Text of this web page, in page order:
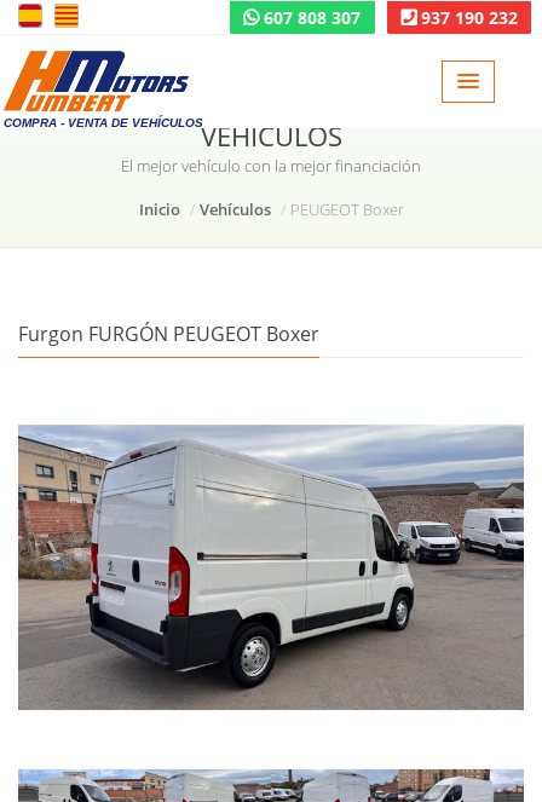
937 190 232
607 808 307
COMPRA - VENTA DE VEHÍCULOSVEHÍCULOS
El mejor vehículo con la mejor financiación
Inicio
Vehículos PEUGEOT Boxer
Furgon FURGÓN PEUGEOT Boxer